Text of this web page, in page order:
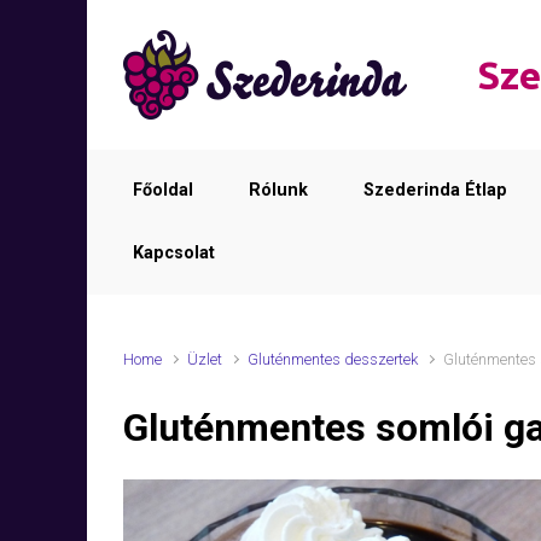
Főoldal Rólunk Szederinda Étlap
Kapcsolat
Home Üzlet Gluténmentes desszertek
Gluténmentes somlói